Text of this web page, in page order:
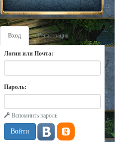
Вход Регистрация
Логин или Почта:
Пароль:
Вспомнить пароль